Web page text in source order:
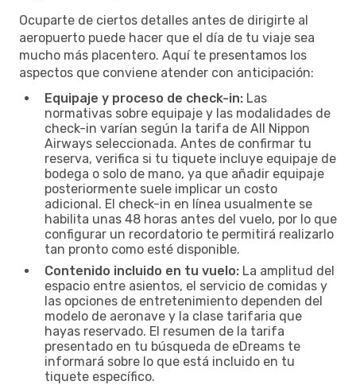
Ocuparte de ciertos detalles antes de dirigirte al
aeropuerto puede hacer que el día de tu viaje sea
mucho más placentero. Aquí te presentamos los
aspectos que conviene atender con anticipación:
Equipaje y proceso de check-in: Las
normativas sobre equipaje y las modalidades de
check-in varían según la tarifa de All Nippon
Airways seleccionada. Antes de confirmar tu
reserva, verifica si tu tiquete incluye equipaje de
bodega o solo de mano, ya que añadir equipaje
posteriormente suele implicar un costo
adicional. El check-in en línea usualmente se
habilita unas 48 horas antes del vuelo, por lo que
configurar un recordatorio te permitirá realizarlo
tan pronto como esté disponible.
Contenido incluido en tu vuelo: La amplitud del
espacio entre asientos, el servicio de comidas y
las opciones de entretenimiento dependen del
modelo de aeronave y la clase tarifaria que
hayas reservado. El resumen de la tarifa
presentado en tu búsqueda de eDreams te
informará sobre lo que está incluido en tu
tiquete específico.